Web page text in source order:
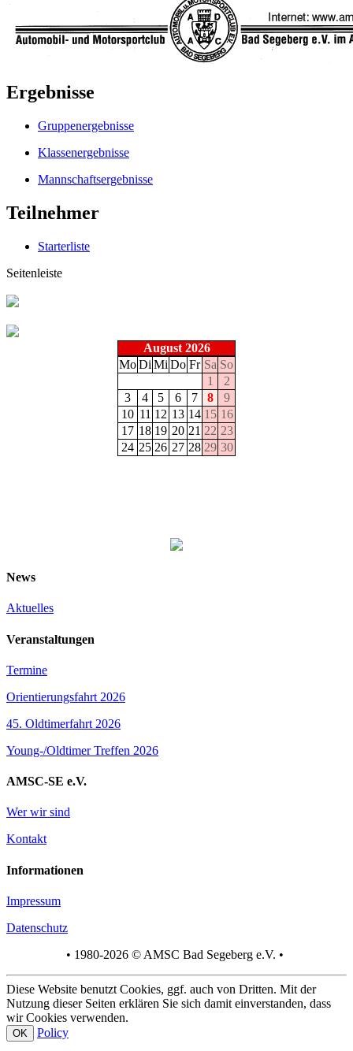
Ergebnisse
Gruppenergebnisse
Klassenergebnisse
Mannschaftsergebnisse
Teilnehmer
Starterliste
Seitenleiste
August 2026
MoDi Mi Do Fr Sa So
1
2
3
4 5 6 7 8
9
10 11 12 13 14 15 16
17 18 19 20 21 22 23
24 25 26 27 28 29 30
News
Aktuelles
Veranstaltungen
Termine
Orientierungsfahrt 2026
45. Oldtimerfahrt 2026
Young-/Oldtimer Treffen 2026
AMSC-SE e.V.
Wer wir sind
Kontakt
Informationen
Impressum
Datenschutz
• 1980-2026 © AMSC Bad Segeberg e.V. •
Diese Website benutzt Cookies, ggf. auch von Dritten. Mit der
Nutzung dieser Seiten erklären Sie sich damit einverstanden, dass
wir Cookies verwenden.
OK Policy